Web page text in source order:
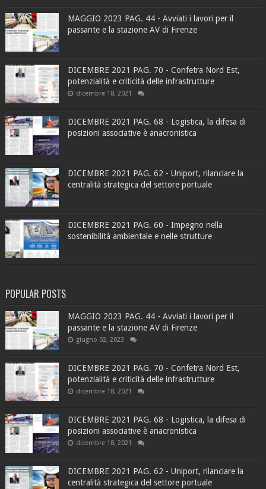
MAGGIO 2023 PAG. 44 - Avviati i lavori per il
passante e la stazione AV di Firenze
DICEMBRE 2021 PAG. 70 - Confetra Nord Est,
potenzialità e criticità delle infrastrutture
dicembre 18, 2021
DICEMBRE 2021 PAG. 68 - Logistica, la difesa di
posizioni associative è anacronistica
DICEMBRE 2021 PAG. 62 - Uniport, rilanciare la
centralità strategica del settore portuale
DICEMBRE 2021 PAG. 60 - Impegno nella
sostenibilità ambientale e nelle strutture
POPULAR POSTS
MAGGIO 2023 PAG. 44 - Avviati i lavori per il
passante e la stazione AV di Firenze
giugno 02, 2023
DICEMBRE 2021 PAG. 70 - Confetra Nord Est,
potenzialità e criticità delle infrastrutture
dicembre 18, 2021
DICEMBRE 2021 PAG. 68 - Logistica, la difesa di
posizioni associative è anacronistica
dicembre 18, 2021
DICEMBRE 2021 PAG. 62 - Uniport, rilanciare la
centralità strategica del settore portuale